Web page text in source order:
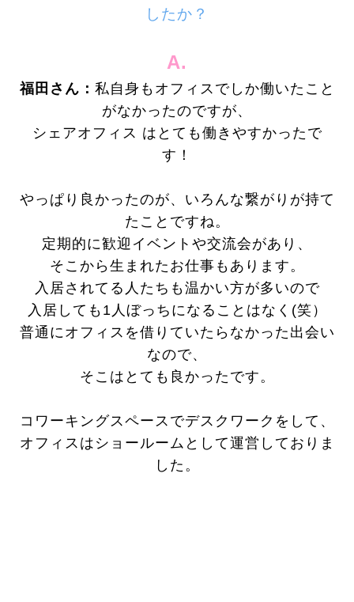
したか？
A.
福田さん： 私自身もオフィスでしか働いたこと
がなかったのですが、
シェアオフィス はとても働きやすかったで
す！
やっぱり良かったのが、いろんな繋がりが持て
たことですね。
定期的に歓迎イベントや交流会があり、
そこから生まれたお仕事もあります。
入居されてる人たちも温かい方が多いので
入居しても 1 人ぼっちになることはなく(笑）
普通にオフィスを借りていたらなかった出会い
なので、
そこはとても良かったです。
コワーキングスペースでデスクワークをして、
オフィスはショールームとして運営しておりま
した。